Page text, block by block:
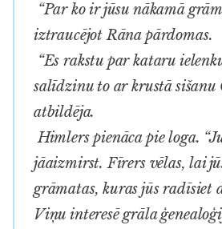
“Par ko ir jūsu nākamā
iztraucējot Rāna pārdomas.
“Es rakstu par kataru
salīdzinu to ar krustā sišanu
atbildēja.
Himlers pienāca pie loga.
jāaizmirst. Fīrers vēlas, lai
grāmatas, kuras jūs radīsiet
Viņu interesē grāla